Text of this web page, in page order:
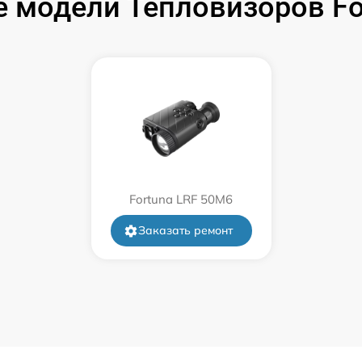
от 60 мин
от 60 мин
Тепловизоров
Fortuna LRF 50M6
Заказать ремонт